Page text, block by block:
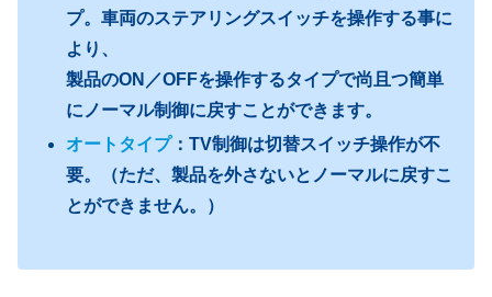
プ。車両のステアリングスイッチを操作する事に
より、
製品のON／OFFを操作するタイプで尚且つ簡単
にノーマル制御に戻すことができます。
オートタイプ：TV制御は切替スイッチ操作が不
要。（ただ、製品を外さないとノーマルに戻すこ
とができません。）